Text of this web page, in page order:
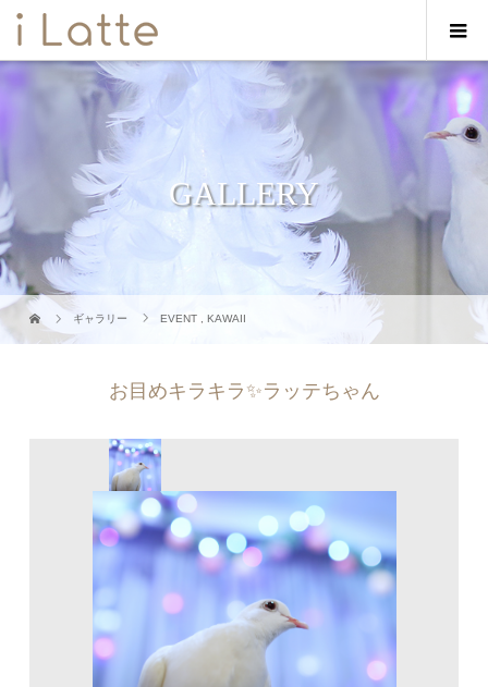
GALLERY
ギャラリー EVENT ,KAWAII
お目めキラキラ✨ラッテちゃん